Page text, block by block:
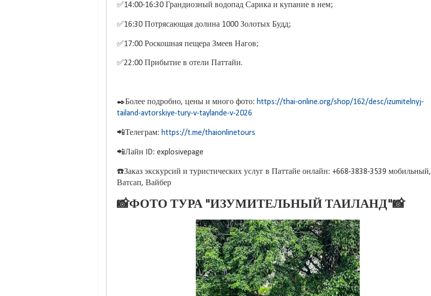
✅14:00-16:30 Грандиозный водопад Сарика и купание в нем;
✅16:30 Потрясающая долина 1000 Золотых Будд;
✅17:00 Роскошная пещера Змеев Нагов;
✅22:00 Прибытие в отели Паттайи.
✒️Более подробно, цены и много фото: https://thai-online.org/shop/162/desc/izumitelnyj-
tailand-avtorskiye-tury-v-taylande-v-2026
📲Телеграм: https://t.me/thaionlinetours
📲Лайн ID: explosivepage
☎️Заказ экскурсий и туристических услуг в Паттайе онлайн: +668-3838-3539 мобильный,
Ватсап, Вайбер
📸ФОТО ТУРА "ИЗУМИТЕЛЬНЫЙ ТАИЛАНД"📸